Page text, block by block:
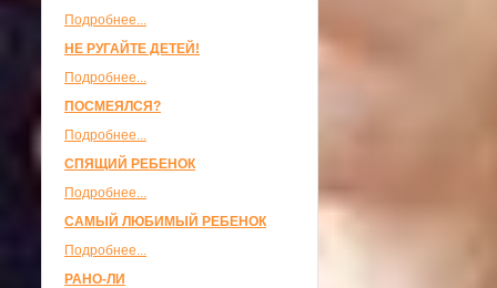
Подробнее...
НЕ РУГАЙТЕ ДЕТЕЙ!
Подробнее...
ПОСМЕЯЛСЯ?
Подробнее...
СПЯЩИЙ РЕБЕНОК
Подробнее...
САМЫЙ ЛЮБИМЫЙ РЕБЕНОК
Подробнее...
РАНО-ЛИ